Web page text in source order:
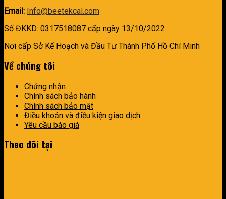
Email: Info@beetekcal.com
Số ĐKKD: 0317518087 cấp ngày 13/10/2022
Nơi cấp Sở Kế Hoạch và Đầu Tư Thành Phố Hồ Chí Minh
Về chúng tôi
Chứng nhận
Chính sách bảo hành
Chính sách bảo mật
Điều khoản và điều kiện giao dịch
Yêu cầu báo giá
Theo dõi tại